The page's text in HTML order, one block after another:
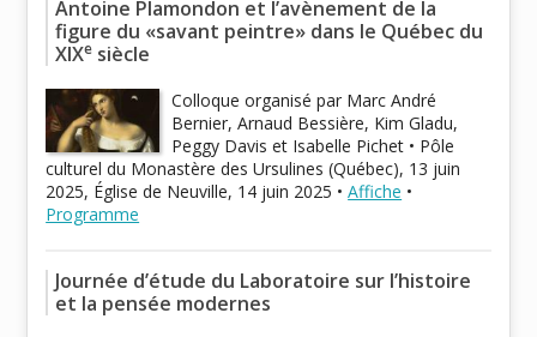
Antoine Plamondon et l’avènement de la
figure du «savant peintre» dans le Québec du
XIXe siècle
Colloque organisé par Marc André
Bernier, Arnaud Bessière, Kim Gladu,
Peggy Davis et Isabelle Pichet • Pôle
culturel du Monastère des Ursulines (Québec), 13 juin
2025, Église de Neuville, 14 juin 2025 •Affiche •
Programme
Journée d’étude du Laboratoire sur l’histoire
et la pensée modernes